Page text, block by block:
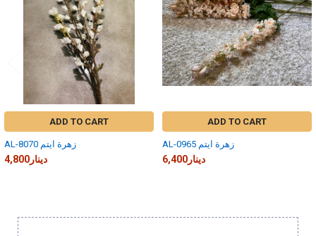
ADD TO CART
AL-8070 زهرة ايتم
4,800دينار
ADD TO CART
AL-0965 زهرة ايتم
6,400دينار